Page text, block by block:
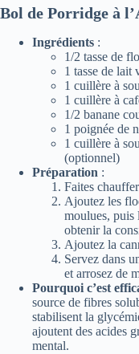
Bol de Porridge à
Ingrédients :
1/2 tasse de
1 tasse de lait
1 cuillère à
1 cuillère à
1/2 banane
1 poignée de
1 cuillère à
(optionnel)
Préparation :
Faites
Ajoutez les
moulues, puis
obtenir la
Ajoutez la
Servez dans
et arrosez de
Pourquoi c’est
source de fibres
stabilisent la
ajoutent des acides
mental.